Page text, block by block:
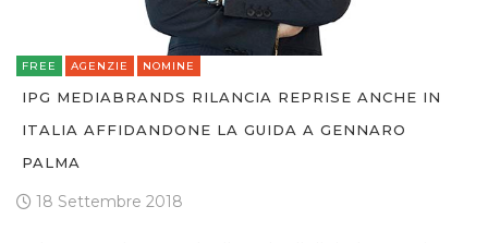
FREE AGENZIE NOMINE
IPG MEDIABRANDS RILANCIA REPRISE ANCHE IN
ITALIA AFFIDANDONE LA GUIDA A GENNARO
PALMA
18 Settembre 2018